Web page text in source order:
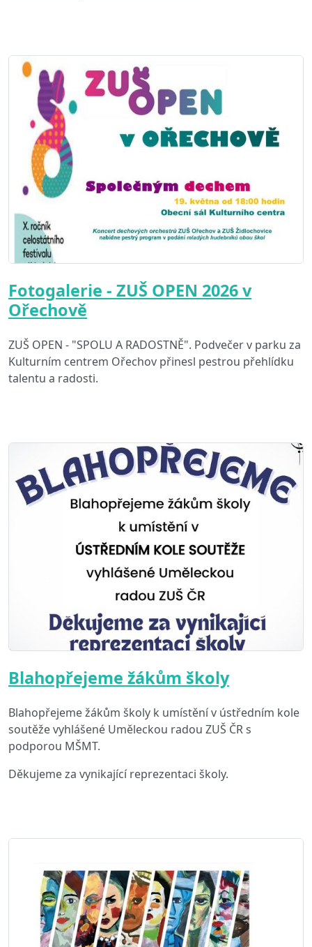
Fotogalerie - ZUŠ OPEN 2026 v
Ořechově
ZUŠ OPEN - "SPOLU A RADOSTNĚ". Podvečer v parku za
Kulturním centrem Ořechov přinesl pestrou přehlídku
talentu a radosti.
Blahopřejeme žákům školy
Blahopřejeme žákům školy k umístění v ústředním kole
soutěže vyhlášené Uměleckou radou ZUŠ ČR s
podporou MŠMT.
Děkujeme za vynikající reprezentaci školy.